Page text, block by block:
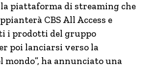
la piattaforma di streaming che
CBS All Access e
i prodotti del gruppo
poi lanciarsi verso la
mondo”, ha annunciato una